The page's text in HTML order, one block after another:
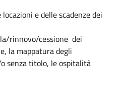
e delle scadenze dei
rinnovo/cessione dei
la mappatura degli
senza titolo, le ospitalità